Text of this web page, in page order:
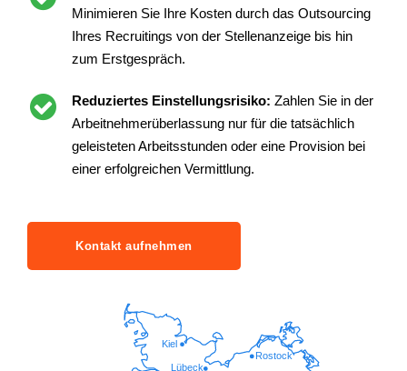
Minimieren Sie Ihre Kosten durch das Outsourcing
Ihres Recruitings von der Stellenanzeige bis hin
zum Erstgespräch.
Reduziertes Einstellungsrisiko: Zahlen Sie in der
Arbeitnehmerüberlassung nur für die tatsächlich
geleisteten Arbeitsstunden oder eine Provision bei
einer erfolgreichen Vermittlung.
Kontakt aufnehmen
Lübeck
Rostock
Kiel